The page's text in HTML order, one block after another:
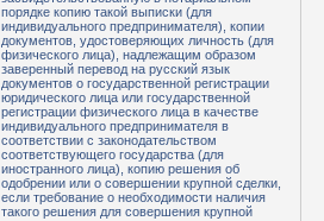
порядке копию такой выписки (для
индивидуального предпринимателя), копии
документов, удостоверяющих личность (для
физического лица), надлежащим образом
заверенный перевод на русский язык
документов о государственной регистрации
юридического лица или государственной
регистрации физического лица в качестве
индивидуального предпринимателя в
соответствии с законодательством
соответствующего государства (для
иностранного лица), копию решения об
одобрении или о совершении крупной сделки,
если требование о необходимости наличия
такого решения для совершения крупной